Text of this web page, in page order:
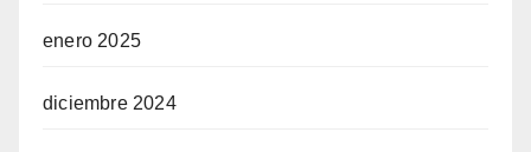
enero 2025
diciembre 2024